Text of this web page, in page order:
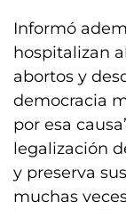
Informó
hospitalizan
abortos y
democracia
por esa
legalización
y preserva
muchas